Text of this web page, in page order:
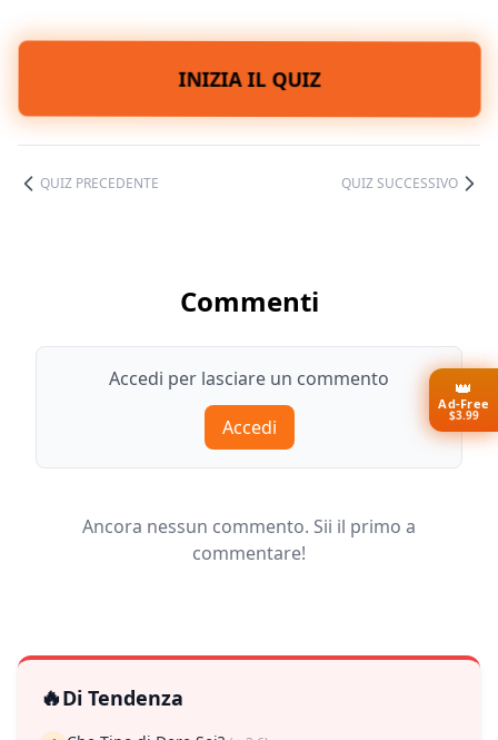
INIZIA IL QUIZ
QUIZ PRECEDENTE QUIZ SUCCESSIVO
Commenti
Accedi per lasciare un commento
Accedi
Ancora nessun commento. Sii il primo a
commentare!
🔥Di Tendenza
👑
Ad-Free
$3.99